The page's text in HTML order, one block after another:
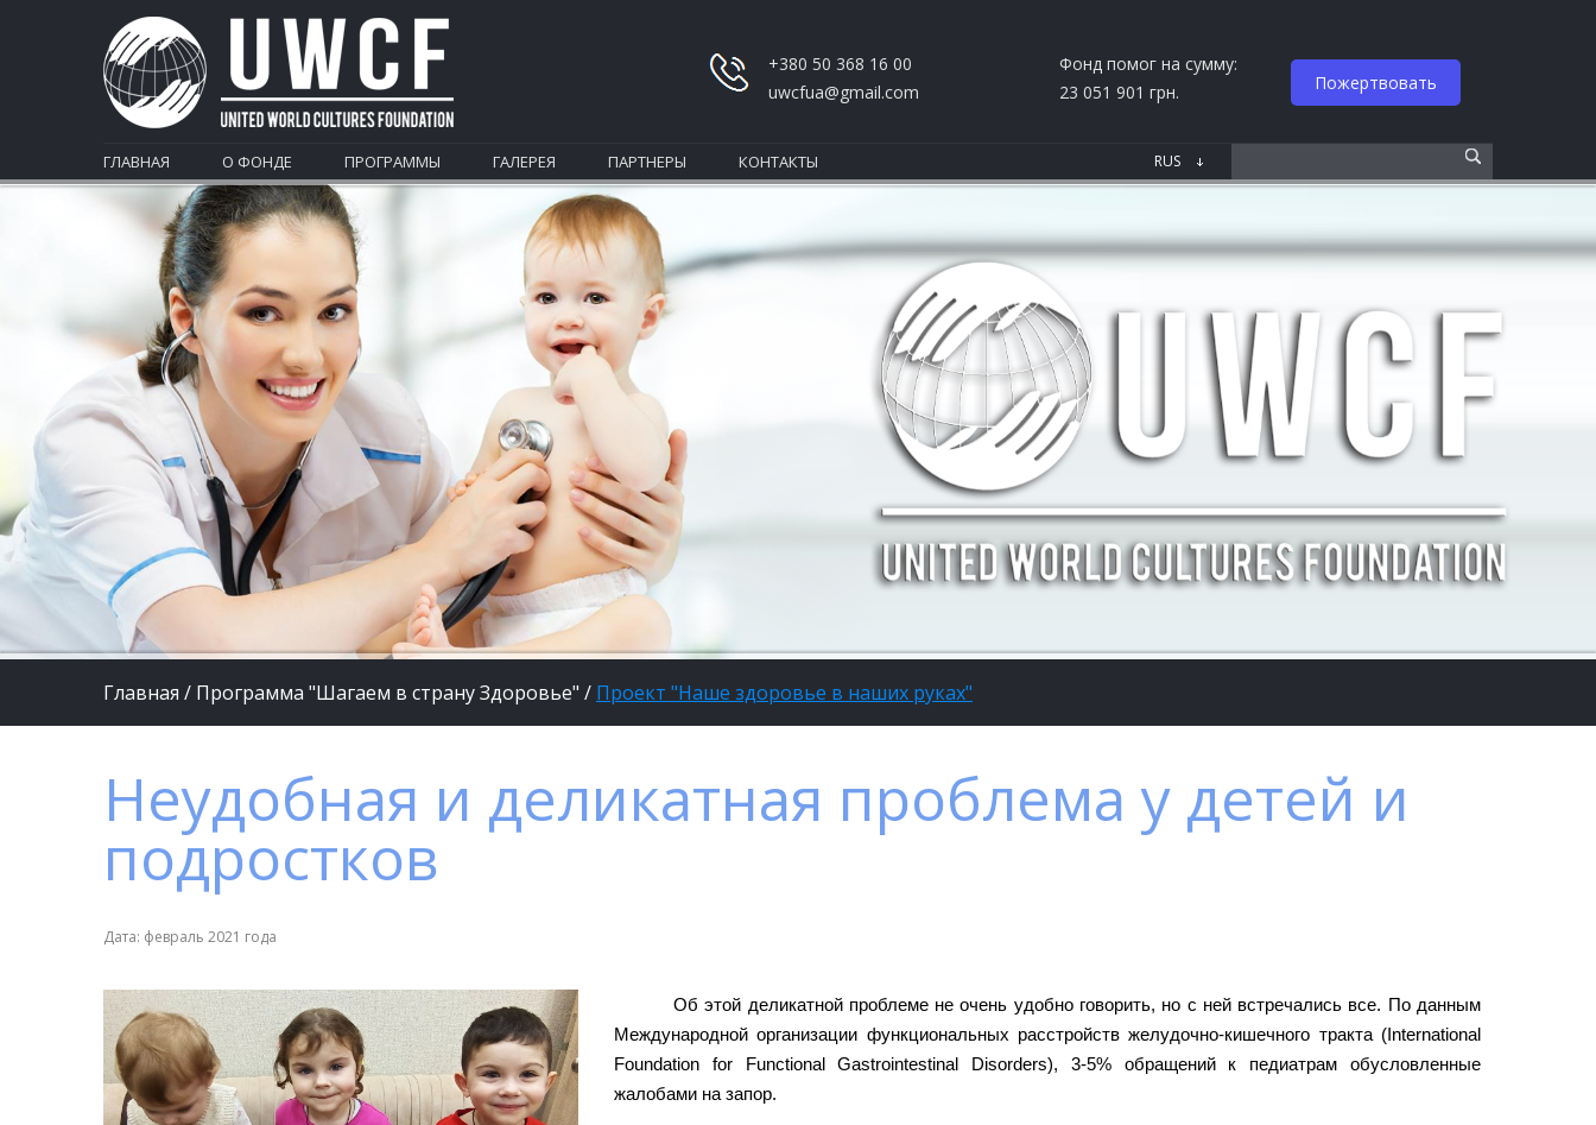
+380 50 368 16 00
uwcfua@gmail.com
Фонд помог на сумму:
23 051 901 грн.
Пожертвовать
ГЛАВНАЯ О ФОНДЕ ПРОГРАММЫ ГАЛЕРЕЯ ПАРТНЕРЫ КОНТАКТЫ
Главная / Программа "Шагаем в страну Здоровье" / Проект "Наше здоровье в наших руках"
Неудобная и деликатная проблема у детей и
подростков
Дата: февраль 2021 года
Об этой деликатной проблеме не очень удобно говорить, но с ней встречались все. По данным
Международной организации функциональных расстройств желудочно-кишечного тракта (International
Foundation for Functional Gastrointestinal Disorders), 3-5% обращений к педиатрам обусловленные
жалобами на запор.